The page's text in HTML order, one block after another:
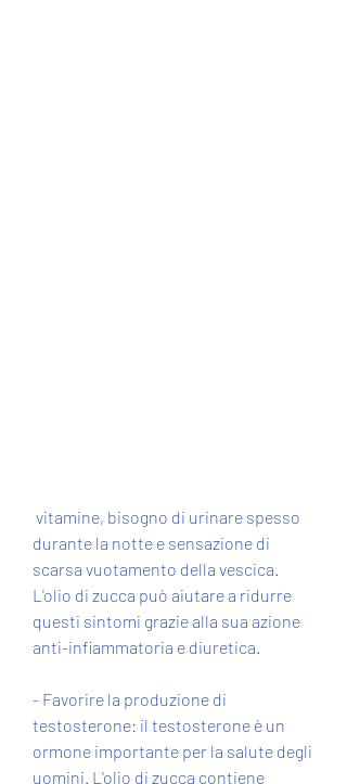
durante la notte e sensazione di
scarsa vuotamento della vescica.
L'olio di zucca può aiutare a ridurre
questi sintomi grazie alla sua azione
anti-infiammatoria e diuretica.
- Favorire la produzione di
testosterone: il testosterone è un
ormone importante per la salute degli
uomini. L'olio di zucca contiene